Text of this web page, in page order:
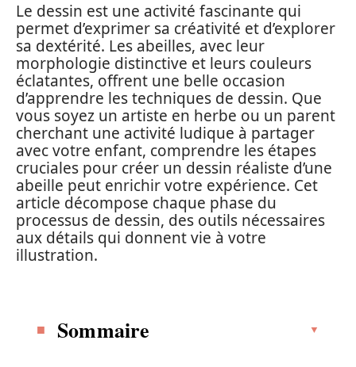
Le dessin est une activité fascinante qui
permet d’exprimer sa créativité et d’explorer
sa dextérité. Les abeilles, avec leur
morphologie distinctive et leurs couleurs
éclatantes, offrent une belle occasion
d’apprendre les techniques de dessin. Que
vous soyez un artiste en herbe ou un parent
cherchant une activité ludique à partager
avec votre enfant, comprendre les étapes
cruciales pour créer un dessin réaliste d’une
abeille peut enrichir votre expérience. Cet
article décompose chaque phase du
processus de dessin, des outils nécessaires
aux détails qui donnent vie à votre
illustration.
Sommaire